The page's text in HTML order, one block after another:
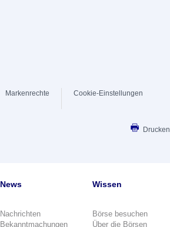
Markenrechte Cookie-Einstellungen
Drucken
News
Nachrichten
Bekanntmachungen
Wissen
Börse besuchen
Über die Börsen